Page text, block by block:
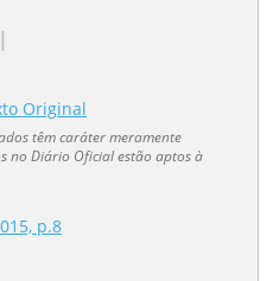
|
Original
têm caráter meramente
no Diário Oficial estão aptos à
p.8